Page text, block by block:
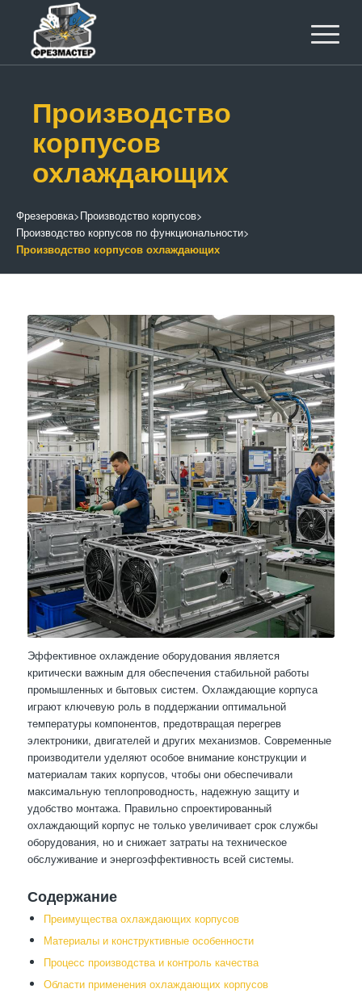
Производство
корпусов
охлаждающих
Фрезеровка>Производство корпусов>
Производство корпусов по функциональности>
Производство корпусов охлаждающих
Эффективное охлаждение оборудования является
критически важным для обеспечения стабильной работы
промышленных и бытовых систем. Охлаждающие корпуса
играют ключевую роль в поддержании оптимальной
температуры компонентов, предотвращая перегрев
электроники, двигателей и других механизмов. Современные
производители уделяют особое внимание конструкции и
материалам таких корпусов, чтобы они обеспечивали
максимальную теплопроводность, надежную защиту и
удобство монтажа. Правильно спроектированный
охлаждающий корпус не только увеличивает срок службы
оборудования, но и снижает затраты на техническое
обслуживание и энергоэффективность всей системы.
Содержание
Преимущества охлаждающих корпусов
Материалы и конструктивные особенности
Процесс производства и контроль качества
Области применения охлаждающих корпусов